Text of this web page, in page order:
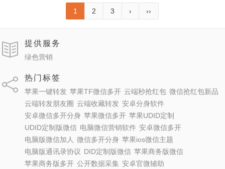
1 2 3 › ››
提供服务
绿色营销
热门标签
苹果一键转发 苹果TF微信多开 云端秒抢红包 微信抢红包新品
云端转发朋友圈 云端收藏转发 安卓分身软件
安卓微信多开分身 苹果微信多开 苹果UDID定制
UDID定制版微信 电脑微信营销软件 安卓微信多开
电脑版微信加人 微信多开分身 苹果ios微信主题
电脑版通讯录协议 DID定制版微信 苹果商务版微信
苹果商务版多开 公开数据采集 安卓官微辅助